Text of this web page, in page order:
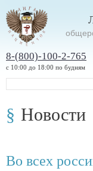
8-(800)-100-2-765
с 10:00 до 18:00 по будням
Новости
Во всех